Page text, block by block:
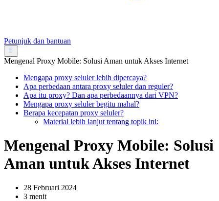
Petunjuk dan bantuan
Mengenal Proxy Mobile: Solusi Aman untuk Akses Internet
Mengapa proxy seluler lebih dipercaya?
Apa perbedaan antara proxy seluler dan reguler?
Apa itu proxy? Dan apa perbedaannya dari VPN?
Mengapa proxy seluler begitu mahal?
Berapa kecepatan proxy seluler?
Material lebih lanjut tentang topik ini:
Mengenal Proxy Mobile: Solusi
Aman untuk Akses Internet
28 Februari 2024
3 menit